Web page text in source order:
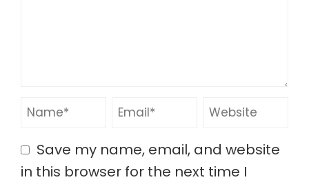
Save my name, email, and website
in this browser for the next time I